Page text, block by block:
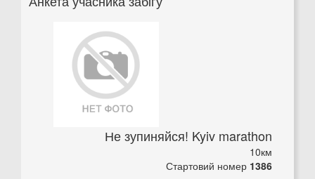
Не зупиняйся! Kyiv marathon
10км
Стартовий номер 1386